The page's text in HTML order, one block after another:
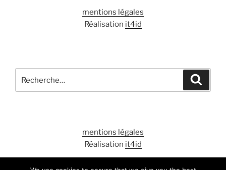
mentions légales
Réalisation it4id
pour
mentions légales
Réalisation it4id